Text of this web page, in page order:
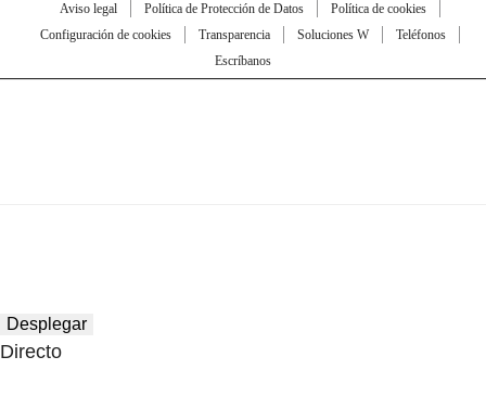
Aviso legal Política de Protección de Datos
Política de cookies
Configuración de cookies
Transparencia Soluciones W
Teléfonos
Escríbanos
Desplegar
Directo